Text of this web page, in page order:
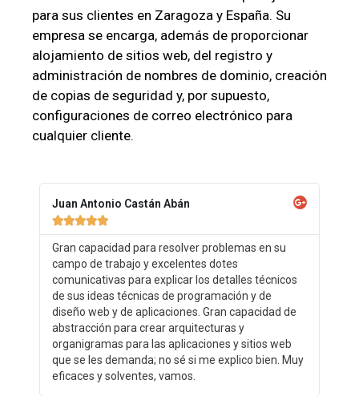
para sus clientes en Zaragoza y España. Su
empresa se encarga, además de proporcionar
alojamiento de sitios web, del registro y
administración de nombres de dominio, creación
de copias de seguridad y, por supuesto,
configuraciones de correo electrónico para
cualquier cliente.
Juan Antonio Castán Abán

Gran capacidad para resolver problemas en su
campo de trabajo y excelentes dotes
comunicativas para explicar los detalles técnicos
de sus ideas técnicas de programación y de
diseño web y de aplicaciones. Gran capacidad de
abstracción para crear arquitecturas y
organigramas para las aplicaciones y sitios web
que se les demanda; no sé si me explico bien. Muy
eficaces y solventes, vamos.